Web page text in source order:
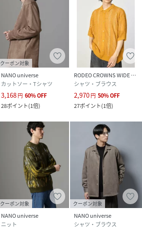
クーポン対象
NANO universe
カットソー・Tシャツ
3,168円 60%OFF
28ポイント(1倍)
RODEO CROWNS WIDE BOWL
シャツ・ブラウス
2,970円 50%OFF
27ポイント(1倍)
クーポン対象
NANO universe
ニット
クーポン対象
NANO universe
シャツ・ブラウス